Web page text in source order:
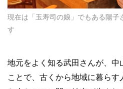
現在は「玉寿司の娘」でもある陽子
す
地元をよく知る武田さんが、中
ことで、古くから地域に暮らす